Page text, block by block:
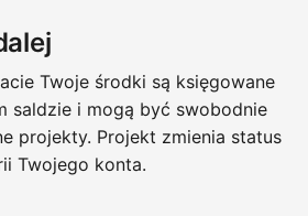
Twoje środki są księgowane
saldzie i mogą być swobodnie
projekty. Projekt zmienia status
Twojego konta.